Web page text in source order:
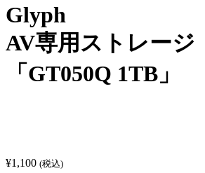
Glyph
AV専用ストレージ
「GT050Q 1TB」
¥1,100 (税込)